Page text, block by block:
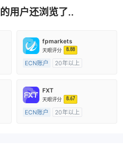
的用户还浏览了..
fpmarkets
天眼评分 8.88
ECN账户
20年以上
主标MT4
FXT
天眼评分 8.67
ECN账户
20年以上